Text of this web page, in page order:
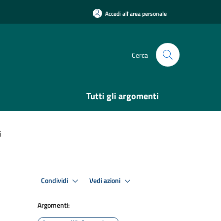
Accedi all'area personale
Cerca
Tutti gli argomenti
Condividi Vedi azioni
Argomenti: